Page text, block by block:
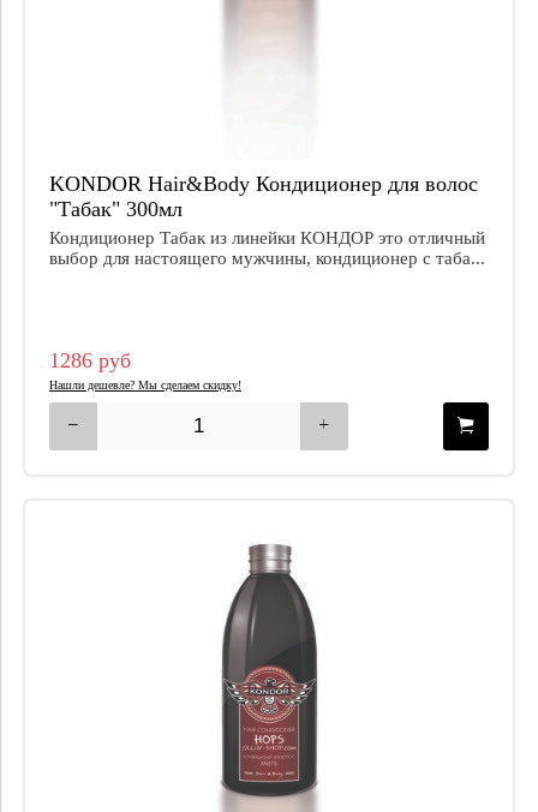
KONDOR Hair&Body Кондиционер для волос
"Табак" 300мл
Кондиционер Табак из линейки КОНДОР это отличный
выбор для настоящего мужчины, кондиционер с таба...
1286 руб
Нашли дешевле? Мы сделаем скидку!